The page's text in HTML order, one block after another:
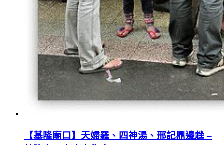
【基隆廟口】天婦羅、四神湯、邢記鼎邊趖 –